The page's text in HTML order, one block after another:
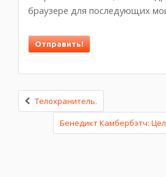
браузере для последующих
Телохранитель.
Бенедикт Камбербэтч: